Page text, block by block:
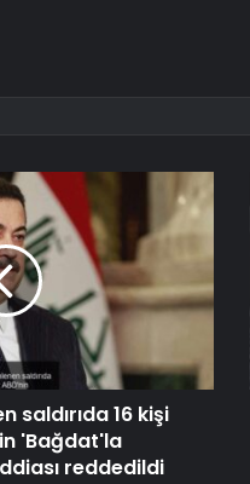
saldırıda 16 kişi
'Bağdat'la
reddedildi